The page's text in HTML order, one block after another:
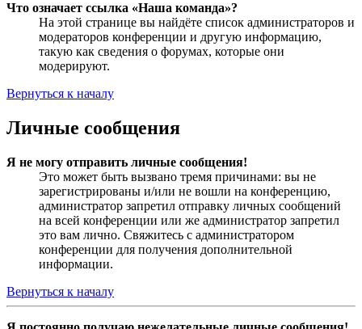
Что означает ссылка «Наша команда»?
На этой странице вы найдёте список администраторов и
модераторов конференции и другую информацию,
такую как сведения о форумах, которые они
модерируют.
Вернуться к началу
Личные сообщения
Я не могу отправить личные сообщения!
Это может быть вызвано тремя причинами: вы не
зарегистрированы и/или не вошли на конференцию,
администратор запретил отправку личных сообщений
на всей конференции или же администратор запретил
это вам лично. Свяжитесь с администратором
конференции для получения дополнительной
информации.
Вернуться к началу